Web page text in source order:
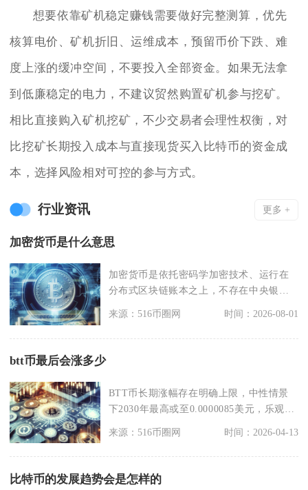
想要依靠矿机稳定赚钱需要做好完整测算，优先
核算电价、矿机折旧、运维成本，预留币价下跌、难
度上涨的缓冲空间，不要投入全部资金。如果无法拿
到低廉稳定的电力，不建议贸然购置矿机参与挖矿。
相比直接购入矿机挖矿，不少交易者会理性权衡，对
比挖矿长期投入成本与直接现货买入比特币的资金成
本，选择风险相对可控的参与方式。
行业资讯 更多 +
加密货币是什么意思
加密货币是依托密码学加密技术、运行在
分布式区块链账本之上，不存在中央银
行、政府机构发行管控
来源：516币圈网 时间：2026-08-01
btt币最后会涨多少
BTT币长期涨幅存在明确上限，中性情景
下2030年最高或至0.0000085美元，乐观情
来源：516币圈网 时间：2026-04-13
比特币的发展趋势会是怎样的